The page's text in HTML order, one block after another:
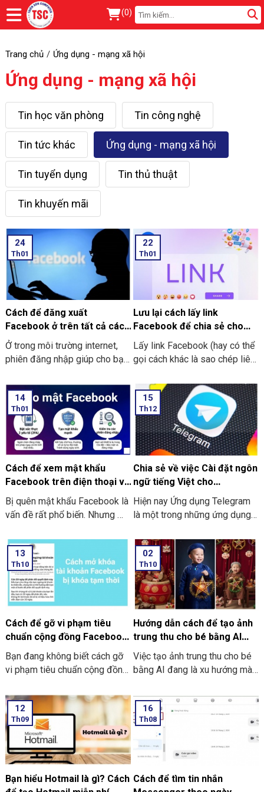
(0)
Trang chủ Ứng dụng - mạng xã hội
Ứng dụng - mạng xã hội
Tin học văn phòng Tin công nghệ
Tin tức khác Ứng dụng - mạng xã hội
Tin tuyển dụng Tin thủ thuật
Tin khuyến mãi
24
Th01
Cách để đăng xuất
Facebook ở trên tất cả các
thiết bị nhanh nhất 2026
Ở trong môi trường internet,
phiên đăng nhập giúp cho bạn
quá nhiều lần. Tuy nhiên, nếu
như phiên này bị rơi vào tay kẻ
xấu, tài khoản sẽ rơi vào tình
trạng bị đe dọa. Vì vậy, người
dùng nên thực hiện đăng xuất
Facebook ở trên thiết bị lạ vì:
22
Th01
Lưu lại cách lấy link
Facebook để chia sẻ cho
các bạn bè trên điện thoại,
máy tính
Lấy link Facebook (hay có thể
gọi cách khác là sao chép liên
thực hiện trích xuất đường dẫn
(URL) duy nhất dẫn trực tiếp đi
đến một tài khoản cá nhân
(profile) hay trang (fanpage),
hội nhóm (group) hoặc là một
nội dung cụ thể (như bài viết,
hình ảnh, video) ở trên mạng
xã hội Facebook.
14
Th01
Cách để xem mật khẩu
Facebook trên điện thoại và
máy tính mới nhất
Bị quên mật khẩu Facebook là
vấn đề rất phổ biến. Nhưng mà
được thông tin này nếu đã lưu
ở trên trình duyệt hoặc thiết bị.
15
Th12
Chia sẻ về việc Cài đặt ngôn
ngữ tiếng Việt cho
Telegram
Hiện nay Ứng dụng Telegram
là một trong những ứng dụng
nó lại không có sẵn giao diện
tiếng Việt. Nên đã gây không ít
khó khăn cho những người
dùng nó. Bài viết này, chúng tôi
sẽ hướng dẫn bạn cách cài
đặt tiếng Việt cho Telegram ở
trên cả điện thoại và máy
tính một cách nhanh chóng và
an toàn nhất!
13
Th10
Cách để gỡ vi phạm tiêu
chuẩn cộng đồng Facebook
đơn giản nhất
Bạn đang không biết cách gỡ
vi phạm tiêu chuẩn cộng đồng
như thế nào?
02
Th10
Hướng dẫn cách để tạo ảnh
trung thu cho bé bằng AI
Gemini cực dễ và đẹp
Việc tạo ảnh trung thu cho bé
bằng AI đang là xu hướng mà
thích để lưu giữ khoảnh khắc
đáng yêu của các bé yêu trong
mùa trăng rằm tháng Tám này.
12
Th09
Bạn hiểu Hotmail là gì? Cách
16
Th08
Cách để tìm tin nhắn